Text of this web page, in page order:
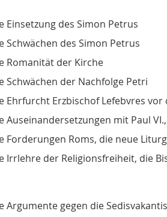
Einsetzung des Simon Petrus
Schwächen des Simon Petrus
Romanität der Kirche
Schwächen der Nachfolge Petri
Ehrfurcht Erzbischof Lefebvres vor
Auseinandersetzungen mit Paul
Forderungen Roms, die neue
Irrlehre der Religionsfreiheit, die
Argumente gegen die